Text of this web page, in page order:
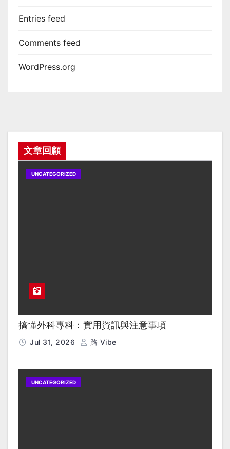
Entries feed
Comments feed
WordPress.org
文章回顧
UNCATEGORIZED
搞懂外科專科：實用資訊與注意事項
Jul 31, 2026 路 Vibe
UNCATEGORIZED